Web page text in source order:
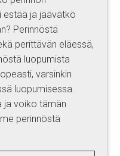
estää ja jäävätkö
Perinnöstä
perittävän eläessä,
luopumista
varsinkin
luopumisessa.
ja voiko tämän
perinnöstä